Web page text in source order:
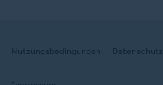
Nutzungsbedingungen Datenschutz